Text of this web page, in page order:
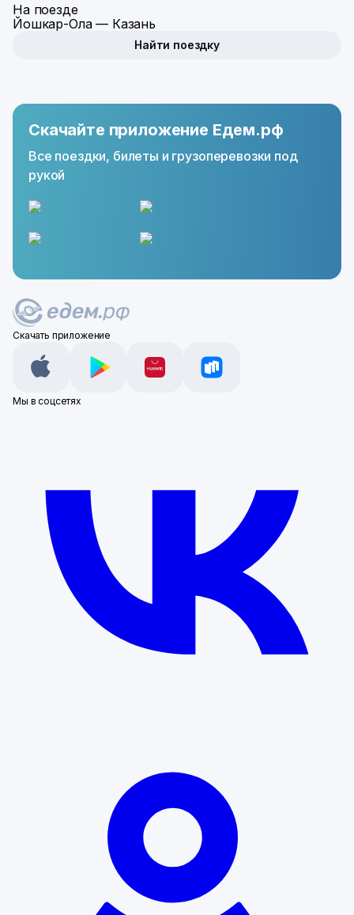
На поезде
Йошкар-Ола — Казань
Найти поездку
Скачайте приложение Едем.рф
Все поездки, билеты и грузоперевозки под
рукой
Скачать приложение
Мы в соцсетях